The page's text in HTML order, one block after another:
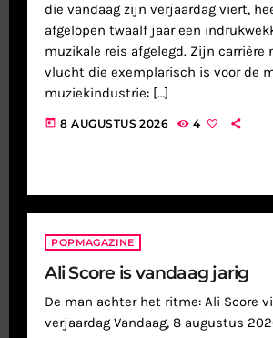
die vandaag zijn verjaardag viert,
afgelopen twaalf jaar een
muzikale reis afgelegd. Zijn carrière
vlucht die exemplarisch is voor de
muziekindustrie: […]
today 8 AUGUSTUS 2026 4
POPMAGAZINE
Ali Score is vandaag jarig
De man achter het ritme: Ali Score
verjaardag Vandaag, 8 augustus